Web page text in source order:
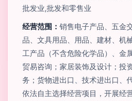
批发业,批发和零售业
经营范围： 销售电子产品、五金
品、文具用品、用品、建材、机
工产品（不含危险化学品）、金
贸易咨询；家居装饰及设计；投
务；货物进出口、技术进出口、
依法自主选择经营项目，开展经